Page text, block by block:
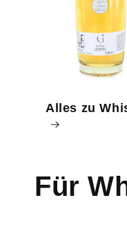
Alles zu
K
Für